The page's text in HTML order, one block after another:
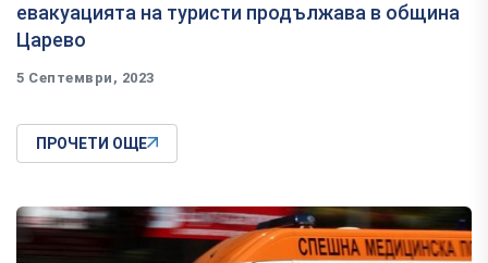
евакуацията на туристи продължава в община
Царево
5 Септември, 2023
ПРОЧЕТИ ОЩЕ